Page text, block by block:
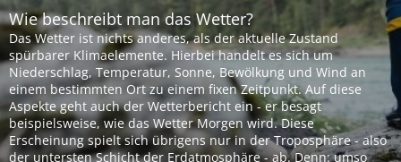
Wie beschreibt man das Wetter?
Das Wetter ist nichts anderes, als der aktuelle Zustand
spürbarer Klimaelemente. Hierbei handelt es sich um
Niederschlag, Temperatur, Sonne, Bewölkung und Wind an
einem bestimmten Ort zu einem fixen Zeitpunkt. Auf diese
Aspekte geht auch der Wetterbericht ein - er besagt
beispielsweise, wie das Wetter Morgen wird. Diese
Erscheinung spielt sich übrigens nur in der Troposphäre - also
der untersten Schicht der Erdatmosphäre - ab. Denn: umso